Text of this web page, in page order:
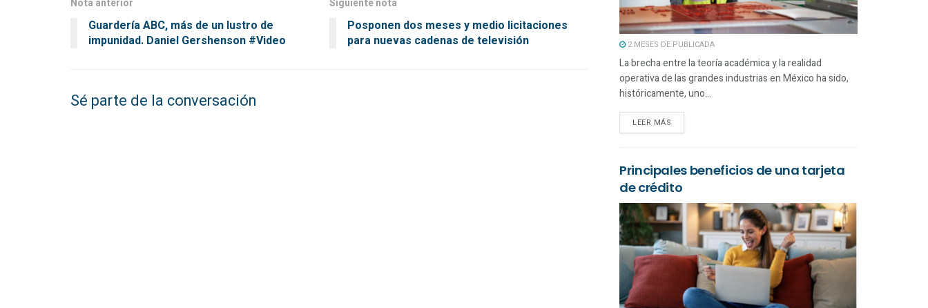
Nota anterior
Guardería ABC, más de un lustro de
impunidad. Daniel Gershenson #Video
Siguiente nota
Posponen dos meses y medio licitaciones
para nuevas cadenas de televisión
Sé parte de la conversación
2 MESES DE PUBLICADA
La brecha entre la teoría académica y la realidad
operativa de las grandes industrias en México ha sido,
históricamente, uno...
LEER MÁS
Principales beneficios de una tarjeta
de crédito